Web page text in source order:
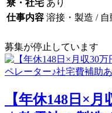
寮・社宅 あり
仕事内容 溶接・製造 /
募集が停止しています
【年休148日×